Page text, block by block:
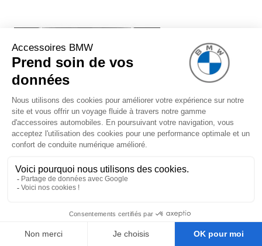
Système de silencieux BMW
Performance (avec embouts chromés)
uniquement)